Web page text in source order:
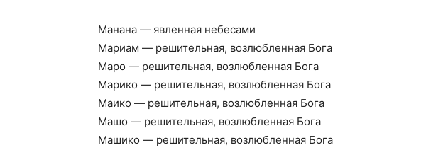
Манана — явленная небесами
Мариам — решительная, возлюбленная Бога
Маро — решительная, возлюбленная Бога
Марико — решительная, возлюбленная Бога
Маико — решительная, возлюбленная Бога
Машо — решительная, возлюбленная Бога
Машико — решительная, возлюбленная Бога